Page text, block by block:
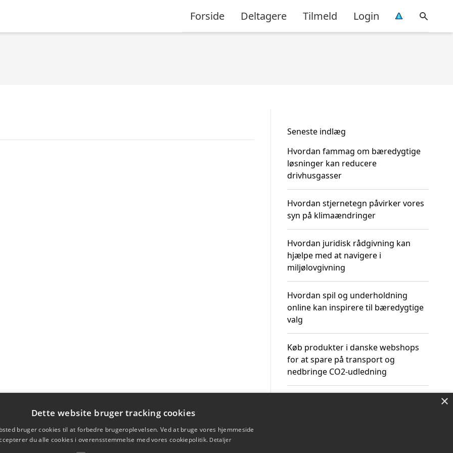
Forside Deltagere Tilmeld Login
Seneste indlæg
Hvordan fammag om bæredygtige
løsninger kan reducere
drivhusgasser
Hvordan stjernetegn påvirker vores
syn på klimaændringer
Hvordan juridisk rådgivning kan
hjælpe med at navigere i
miljølovgivning
Hvordan spil og underholdning
online kan inspirere til bæredygtige
valg
Køb produkter i danske webshops
for at spare på transport og
nedbringe CO2-udledning
×
Dette website bruger tracking cookies
bruger cookies til at forbedre brugeroplevelsen. Ved at bruge vores hjemmeside
du alle cookies i overensstemmelse med vores cookiepolitik. Detaljer